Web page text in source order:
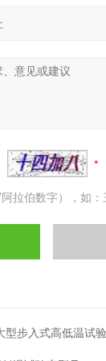
拉伯数字），如：
型步入式高低温试